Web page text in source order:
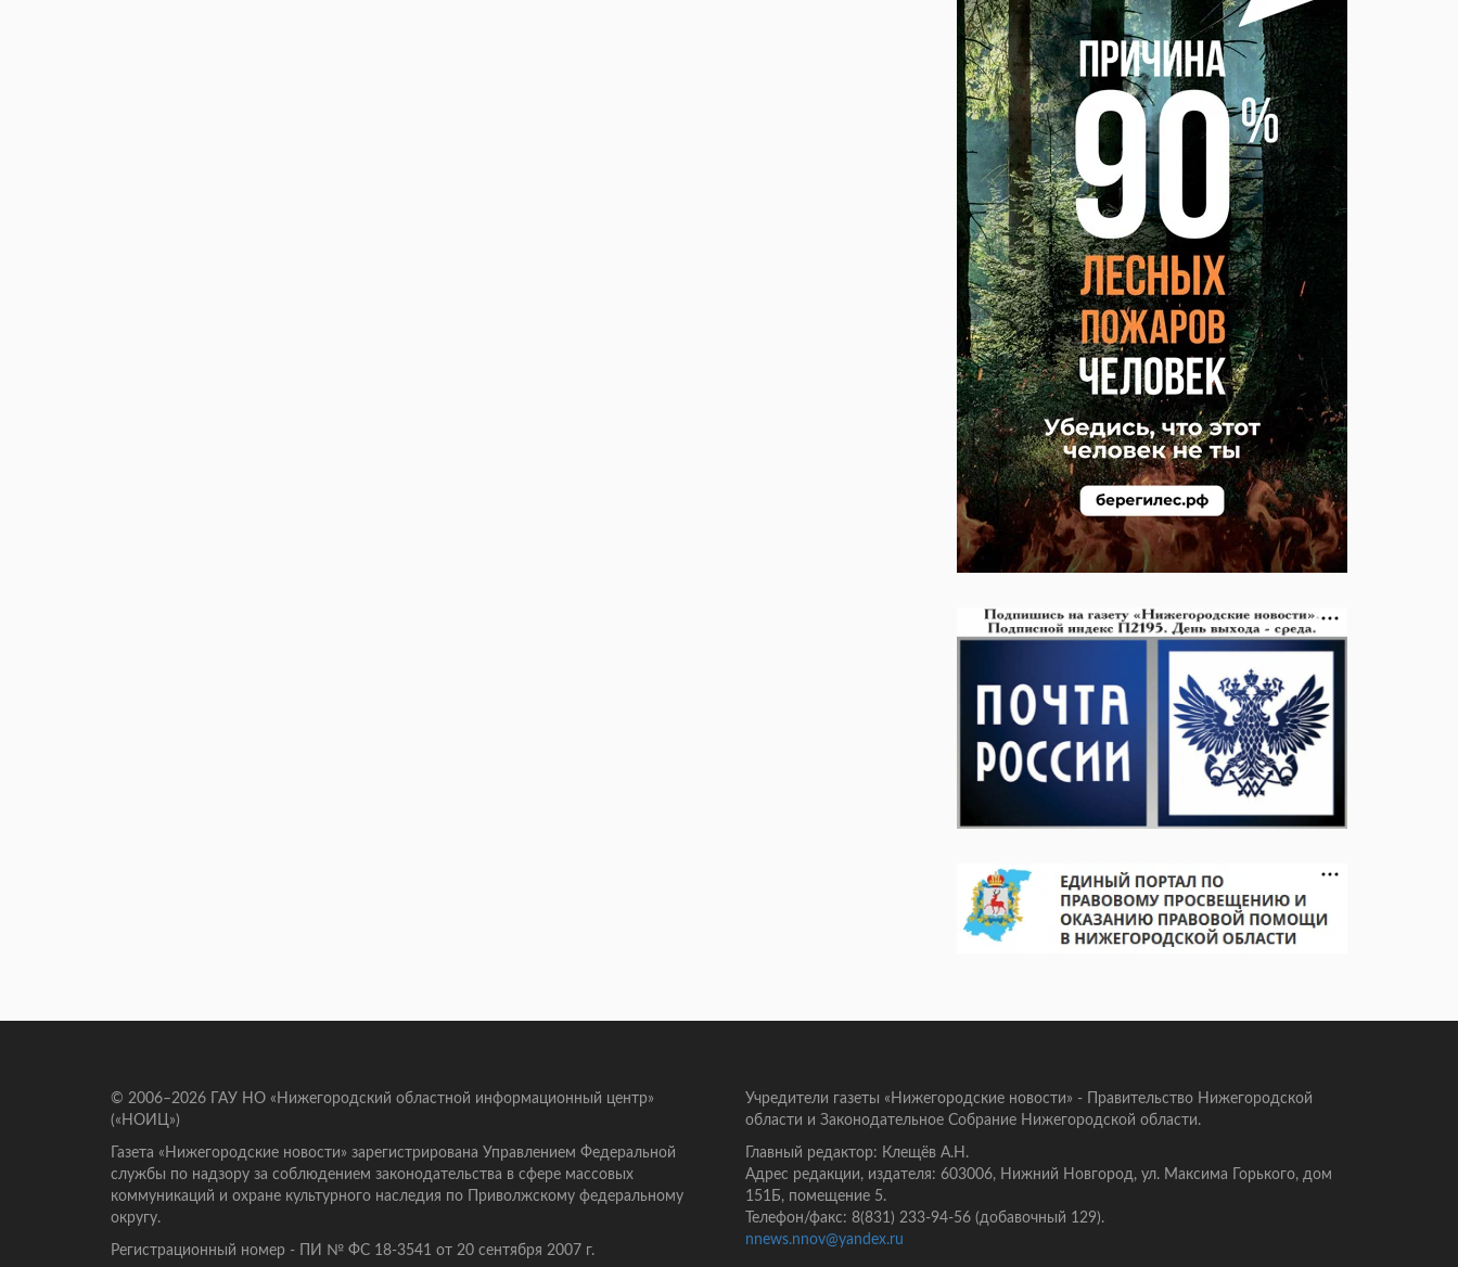
© 2006–2026 ГАУ НО «Нижегородский областной информационный центр»
(«НОИЦ»)
Газета «Нижегородские новости» зарегистрирована Управлением Федеральной
службы по надзору за соблюдением законодательства в сфере массовых
коммуникаций и охране культурного наследия по Приволжскому федеральному
округу.
Регистрационный номер - ПИ № ФС 18-3541 от 20 сентября 2007 г.
Учредители газеты «Нижегородские новости» - Правительство Нижегородской
области и Законодательное Собрание Нижегородской области.
Главный редактор: Клещёв А.Н.
Адрес редакции, издателя: 603006, Нижний Новгород, ул. Максима Горького, дом
151Б, помещение 5.
Телефон/факс: 8(831) 233-94-56 (добавочный 129).
nnews.nnov@yandex.ru